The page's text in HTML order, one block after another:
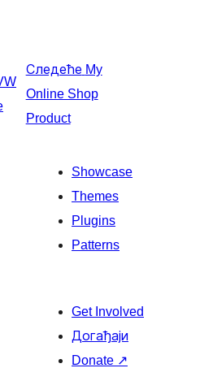
Следеће My
Online Shop
Product
Showcase
Themes
Plugins
Patterns
Get Involved
Догађаји
Donate ↗